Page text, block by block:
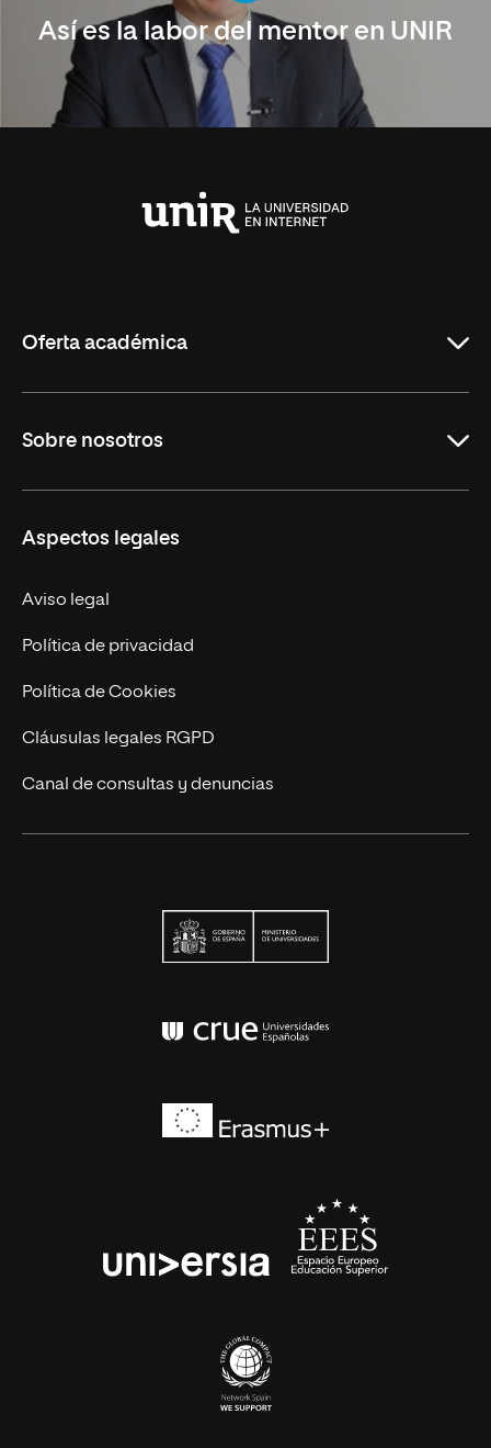
Así es la labor del mentor en UNIR
Oferta académica
Maestrías
Sobre nosotros
Trabaja en UNIR
Actualidad
Contacto
Aspectos legales
Aviso legal
Política de privacidad
Política de Cookies
Cláusulas legales RGPD
Canal de consultas y denuncias
Conferencia de
universia